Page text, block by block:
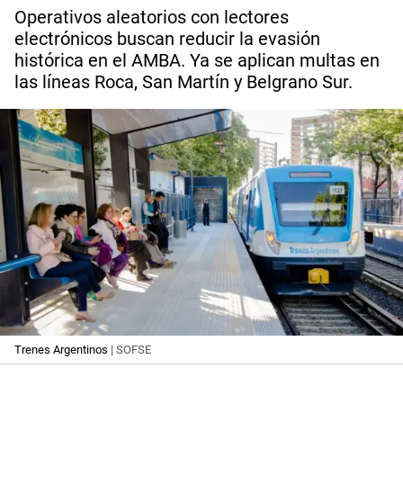
Operativos aleatorios con lectores
electrónicos buscan reducir la evasión
histórica en el AMBA. Ya se aplican multas en
las líneas Roca, San Martín y Belgrano Sur.
Trenes Argentinos | SOFSE